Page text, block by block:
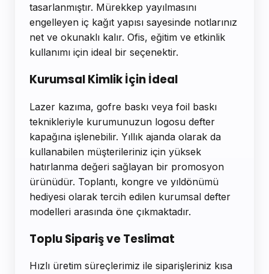
tasarlanmıştır. Mürekkep yayılmasını
engelleyen iç kağıt yapısı sayesinde notlarınız
net ve okunaklı kalır. Ofis, eğitim ve etkinlik
kullanımı için ideal bir seçenektir.
Kurumsal Kimlik İçin İdeal
Lazer kazıma, gofre baskı veya foil baskı
teknikleriyle kurumunuzun logosu defter
kapağına işlenebilir. Yıllık ajanda olarak da
kullanabilen müşterileriniz için yüksek
hatırlanma değeri sağlayan bir promosyon
ürünüdür. Toplantı, kongre ve yıldönümü
hediyesi olarak tercih edilen kurumsal defter
modelleri arasında öne çıkmaktadır.
Toplu Sipariş ve Teslimat
Hızlı üretim süreçlerimiz ile siparişleriniz kısa